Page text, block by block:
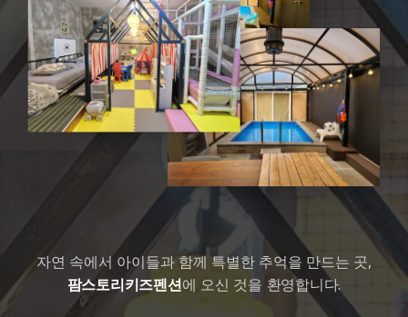
자연 속에서 아이들과 함께 특별한 추억을 만드는 곳,
팜스토리키즈펜션에 오신 것을 환영합니다.